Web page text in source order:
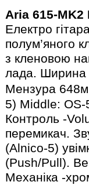
Aria 615-MK2
Електро
полум’яного
з кленовою
лада. Ширина
Мензура
5) Middle:
Контроль -
перемикач.
(Alnico-5)
(Push/Pull).
Механіка -